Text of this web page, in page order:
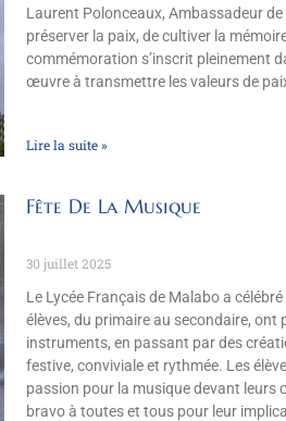
Laurent Polonceaux, Ambassadeur
préserver la paix, de cultiver la
commémoration s’inscrit pleinement
œuvre à transmettre les valeurs de
Lire la suite »
Fête De La Musique
30 juillet 2025
Le Lycée Français de Malabo a
élèves, du primaire au secondaire,
instruments, en passant par des
festive, conviviale et rythmée. Les
passion pour la musique devant leurs
bravo à toutes et tous pour leur